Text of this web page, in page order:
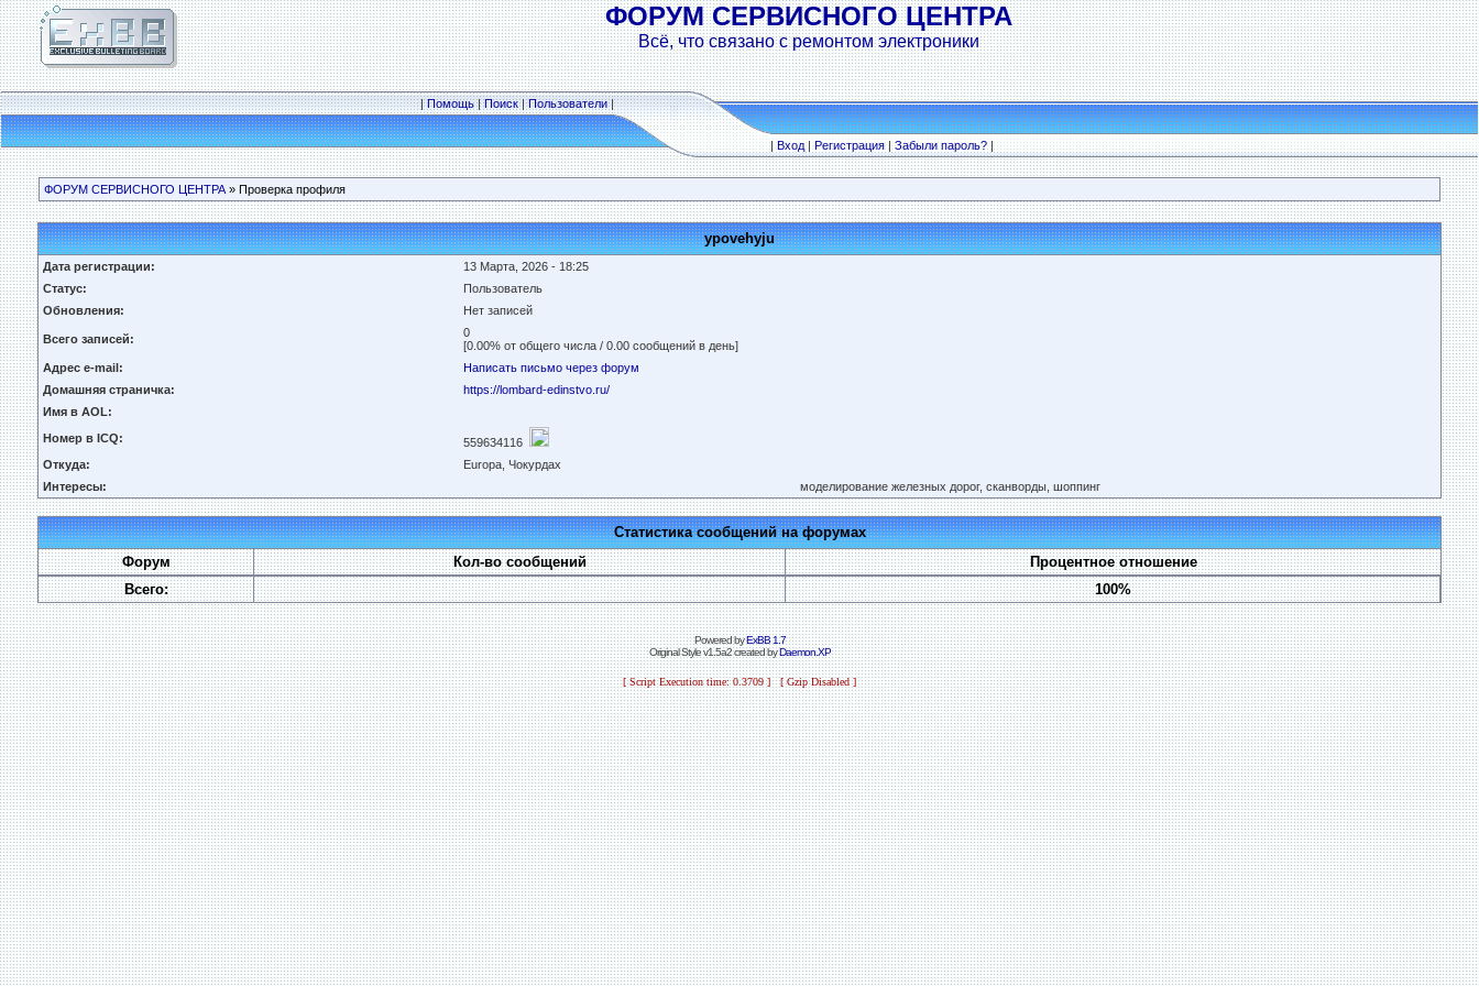
ФОРУМ СЕРВИСНОГО ЦЕНТРА
Всё, что связано с ремонтом электроники
|Помощь|Поиск|Пользователи|
|Вход|Регистрация|Забыли пароль?|
ФОРУМ СЕРВИСНОГО ЦЕНТРА » Проверка профиля
ypovehyju
Дата регистрации:
13 Марта, 2026 - 18:25
Статус:
Пользователь
Обновления:
Нет записей
Всего записей:
0
[0.00% от общего числа / 0.00 сообщений в день]
Адрес e-mail:
Написать письмо через форум
Домашняя страничка:
https://lombard-edinstvo.ru/
Имя в AOL:
Номер в ICQ:
559634116
Откуда:
Europa, Чокурдах
Интересы:
моделирование железных дорог, сканворды, шоппинг
Статистика сообщений на форумах
Форум
Кол-во сообщений
Процентное отношение
Всего:
100%
Powered byExBB 1.7
Original Style v1.5a2 created byDaemon.XP
[ Script Execution time: 0.3709 ] [ Gzip Disabled ]